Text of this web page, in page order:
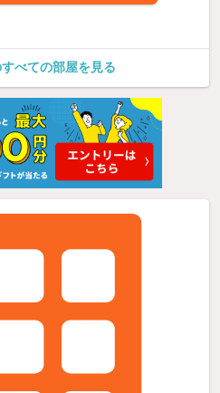
べての部屋を見る